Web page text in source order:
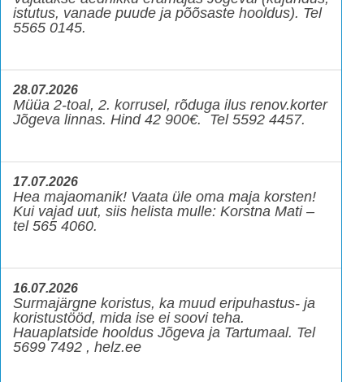
istutus, vanade puude ja põõsaste hooldus). Tel
5565 0145.
28.07.2026
Müüa 2-toal, 2. korrusel, rõduga ilus renov.korter
Jõgeva linnas. Hind 42 900€. Tel 5592 4457.
17.07.2026
Hea majaomanik! Vaata üle oma maja korsten!
Kui vajad uut, siis helista mulle: Korstna Mati –
tel 565 4060.
16.07.2026
Surmajärgne koristus, ka muud eripuhastus- ja
koristustööd, mida ise ei soovi teha.
Hauaplatside hooldus Jõgeva ja Tartumaal. Tel
5699 7492 , helz.ee